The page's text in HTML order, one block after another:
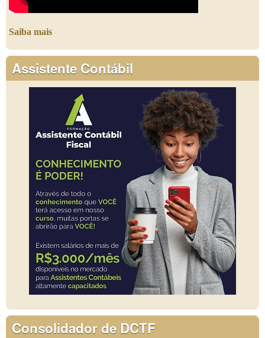
Saiba mais
Assistente Contábil
Consolidador de DCTF